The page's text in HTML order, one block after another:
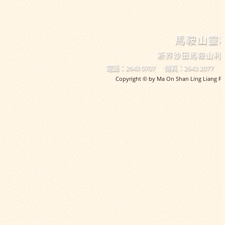
馬鞍山靈
新界沙田馬鞍山
電話：2643 0707 傳真：2643 2077
Copyright © by Ma On Shan Ling Liang